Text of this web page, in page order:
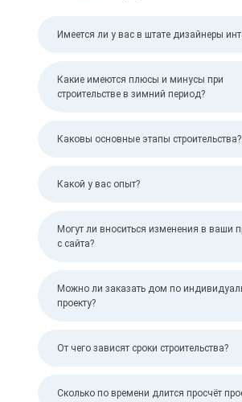
Имеется ли у вас в штате дизайнеры
Какие имеются плюсы и минусы при
строительстве в зимний период?
Каковы основные этапы строительства?
Какой у вас опыт?
Могут ли вноситься изменения в ваши
с сайта?
Можно ли заказать дом по
проекту?
От чего зависят сроки строительства?
Сколько по времени длится просчёт